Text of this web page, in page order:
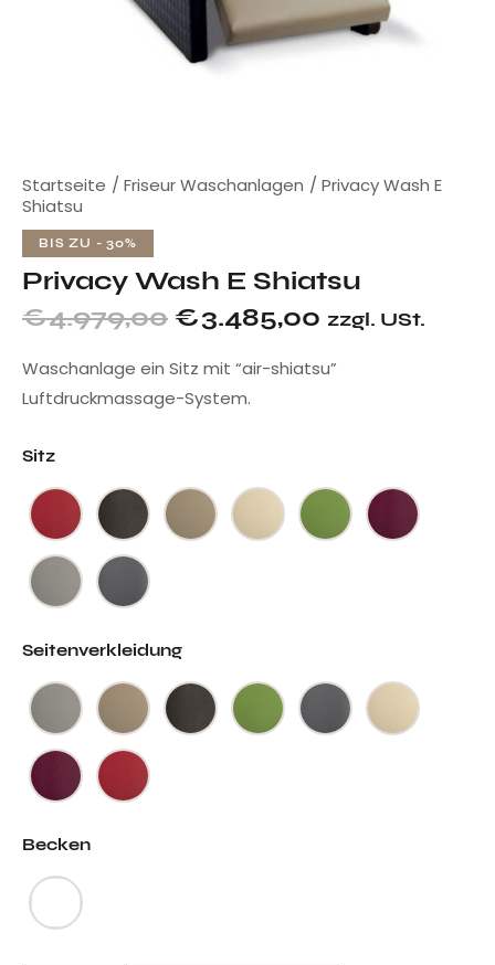
Startseite Friseur Waschanlagen
Privacy Wash E
Shiatsu
BIS ZU - 30%
Privacy Wash E Shiatsu
€4.979,00 €3.485,00 zzgl. USt.
Waschanlage ein Sitz mit “air-shiatsu”
Luftdruckmassage-System.
Sitz
Seitenverkleidung
Becken